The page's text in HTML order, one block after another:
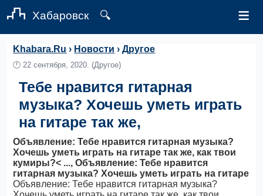
Хабаровск 🔍 ≡
Khabara.Ru › Новости ›Другое
🕛22 сентября, 2020. (Другое)
Тебе нравится гитарная
музыка? Хочешь уметь играть
на гитаре так же,
Объявление: Тебе нравится гитарная музыка?
Хочешь уметь играть на гитаре так же, как твои
кумиры?< ..., Объявление: Тебе нравится
гитарная музыка? Хочешь уметь играть на гитаре
Объявление: Тебе нравится гитарная музыка?